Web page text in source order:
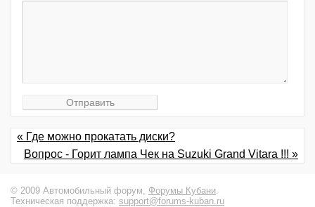
« Где можно прокатать диски?
Вопрос - Горит лампа Чек на Suzuki Grand Vitara !!! »
© 2009 Автомобильный форум, Форумы Кубани.
Техническая поддержка: support@forums-kuban.ru